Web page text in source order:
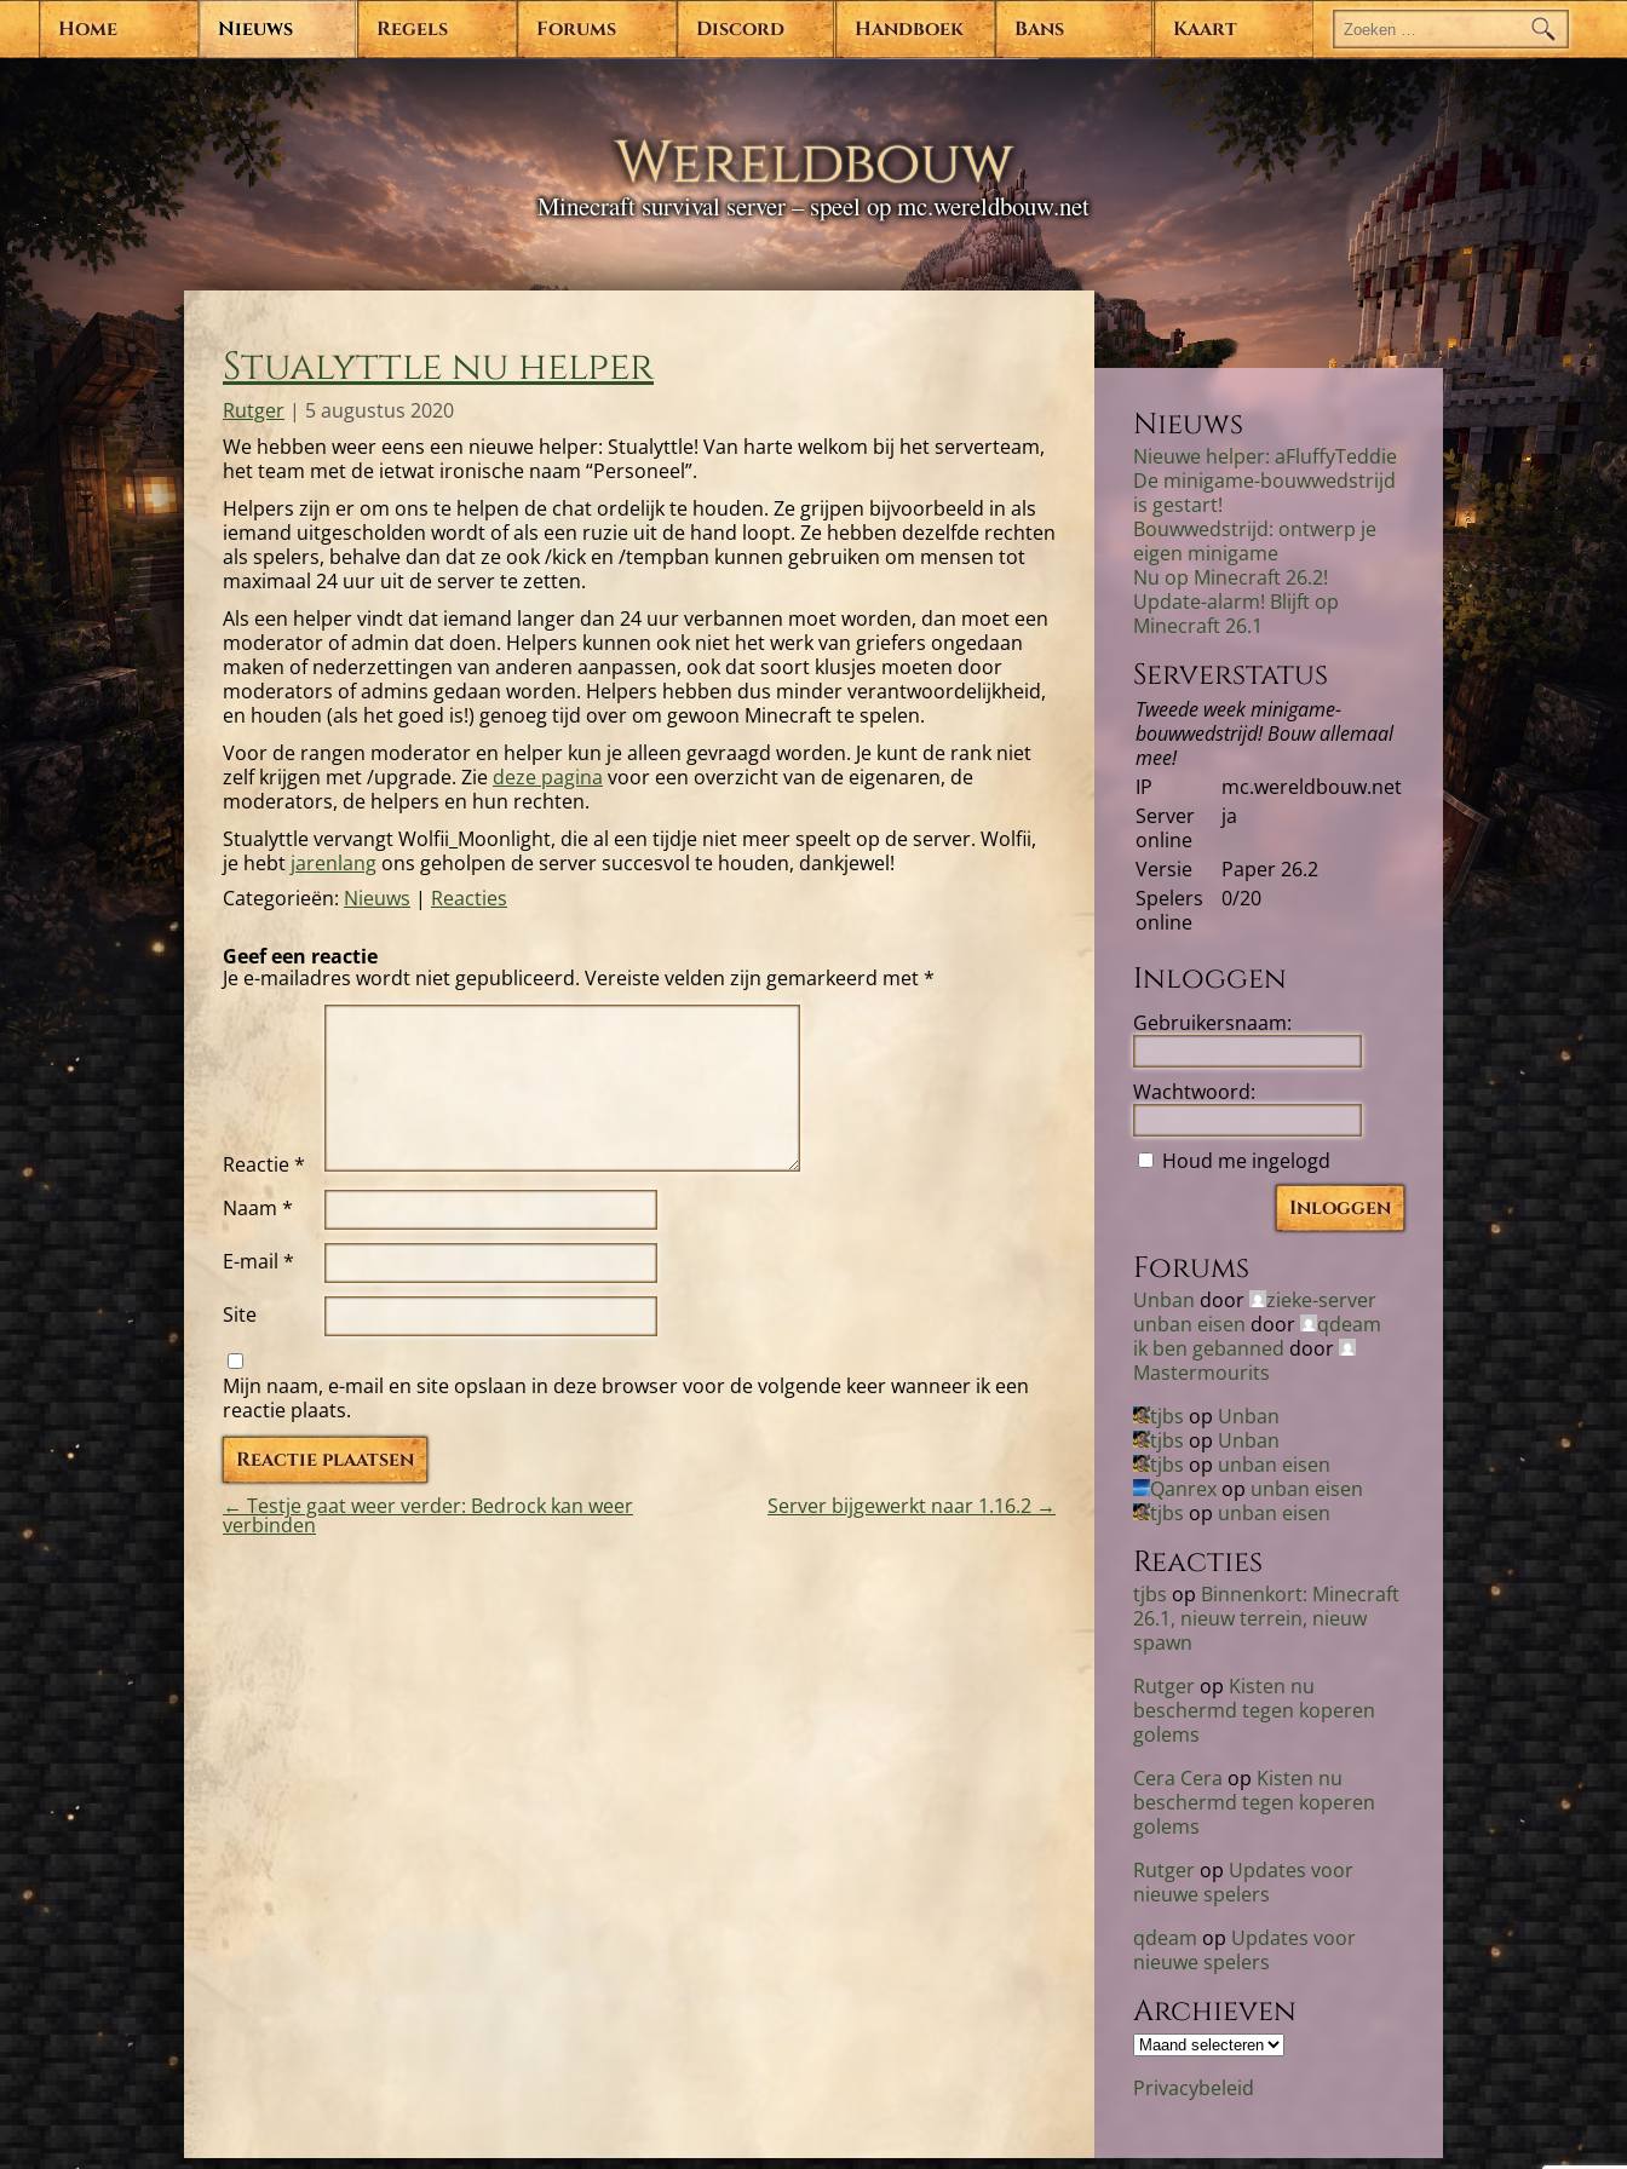
Home Nieuws Regels Forums Discord Handboek Bans Kaart
Zoeken
naar:
Wereldbouw
Minecraft survival server – speel op mc.wereldbouw.net
Stualyttle nu helper
Rutger | 5 augustus 2020
We hebben weer eens een nieuwe helper: Stualyttle! Van harte welkom bij het serverteam,
het team met de ietwat ironische naam “Personeel”.
Helpers zijn er om ons te helpen de chat ordelijk te houden. Ze grijpen bijvoorbeeld in als
iemand uitgescholden wordt of als een ruzie uit de hand loopt. Ze hebben dezelfde rechten
als spelers, behalve dan dat ze ook /kick en /tempban kunnen gebruiken om mensen tot
maximaal 24 uur uit de server te zetten.
Als een helper vindt dat iemand langer dan 24 uur verbannen moet worden, dan moet een
moderator of admin dat doen. Helpers kunnen ook niet het werk van griefers ongedaan
maken of nederzettingen van anderen aanpassen, ook dat soort klusjes moeten door
moderators of admins gedaan worden. Helpers hebben dus minder verantwoordelijkheid,
en houden (als het goed is!) genoeg tijd over om gewoon Minecraft te spelen.
Voor de rangen moderator en helper kun je alleen gevraagd worden. Je kunt de rank niet
zelf krijgen met /upgrade. Zie deze pagina voor een overzicht van de eigenaren, de
moderators, de helpers en hun rechten.
Stualyttle vervangt Wolfii_Moonlight, die al een tijdje niet meer speelt op de server. Wolfii,
je hebt jarenlangons geholpen de server succesvol te houden, dankjewel!
Categorieën: Nieuws | Reacties
Geef een reactie
Je e-mailadres wordt niet gepubliceerd. Vereiste velden zijn gemarkeerd met*
Reactie*
Naam *
E-mail *
Site
Mijn naam, e-mail en site opslaan in deze browser voor de volgende keer wanneer ik een
reactie plaats.
← Testje gaat weer verder: Bedrock kan weer
verbinden
Server bijgewerkt naar 1.16.2 →
Nieuws
Nieuwe helper: aFluffyTeddie
De minigame-bouwwedstrijd
is gestart!
Bouwwedstrijd: ontwerp je
eigen minigame
Nu op Minecraft 26.2!
Update-alarm! Blijft op
Minecraft 26.1
Serverstatus
Tweede week minigame-
bouwwedstrijd! Bouw allemaal
mee!
IP
mc.wereldbouw.net
Server
online
ja
Versie
Paper 26.2
Spelers
online
0/20
Inloggen
Gebruikersnaam:
Wachtwoord:
Houd me ingelogd
Inloggen
Forums
Unban door
zieke-server
unban eisen door
qdeam
ik ben gebanned door
Mastermourits
tjbs op Unban
tjbs op Unban
tjbs op unban eisen
Qanrex op unban eisen
tjbs op unban eisen
Reacties
tjbs op Binnenkort: Minecraft
26.1, nieuw terrein, nieuw
spawn
Rutger op Kisten nu
beschermd tegen koperen
golems
Cera Cera op Kisten nu
beschermd tegen koperen
golems
Rutger op Updates voor
nieuwe spelers
qdeam op Updates voor
nieuwe spelers
Archieven
Archieven
Privacybeleid